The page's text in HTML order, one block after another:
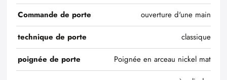
Commande de porte
ouverture d'une main
technique de porte
classique
poignée de porte
Poignée en arceau nickel mat